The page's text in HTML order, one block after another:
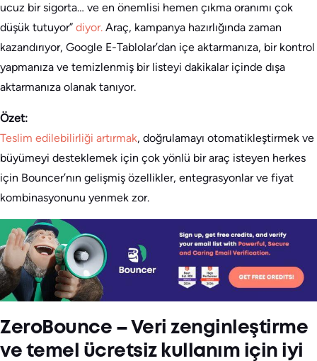
ucuz bir sigorta… ve en önemlisi hemen çıkma oranımı çok
düşük tutuyor” diyor. Araç, kampanya hazırlığında zaman
kazandırıyor, Google E-Tablolar’dan içe aktarmanıza, bir kontrol
yapmanıza ve temizlenmiş bir listeyi dakikalar içinde dışa
aktarmanıza olanak tanıyor.
Özet:
Teslim edilebilirliği artırmak, doğrulamayı otomatikleştirmek ve
büyümeyi desteklemek için çok yönlü bir araç isteyen herkes
için Bouncer’nın gelişmiş özellikler, entegrasyonlar ve fiyat
kombinasyonunu yenmek zor.
ZeroBounce – Veri zenginleştirme
ve temel ücretsiz kullanım için iyi